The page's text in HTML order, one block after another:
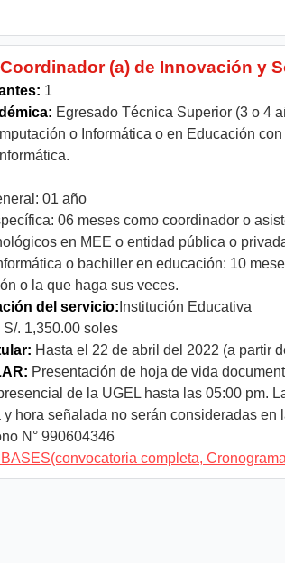
Coordinador (a) de Innovación y
1
Egresado Técnica Superior (3 o 4
o Informática o en Educación
01 año
06 meses como coordinador o
en MEE o entidad pública o
o bachiller en educación: 10
o la que haga sus veces.
del servicio: Institución Educativa
S/. 1,350.00 soles
Hasta el 22 de abril del 2022 (a partir
Presentación de hoja de vida
de la UGEL hasta las 05:00 pm.
y hora señalada no serán consideradas en
N° 990604346
completa,